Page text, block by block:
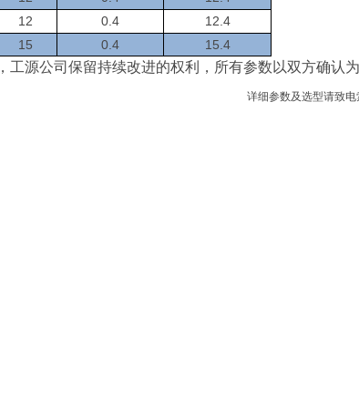
12 0.4
12.4
15 0.4 15.4
， 工源公司保留持续改进的权利 ， 所有参数以双方确认
详细参数及选型请致电